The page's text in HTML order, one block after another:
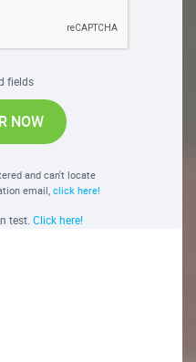
fields
NOW
and can't locate
email,click here!
test. Click here!